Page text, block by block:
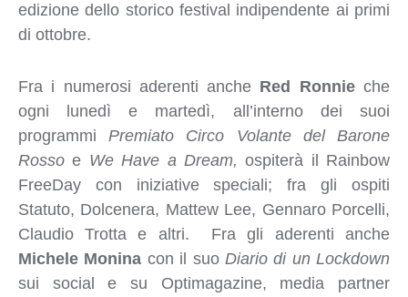
edizione dello storico festival indipendente ai primi
di ottobre.
Fra i numerosi aderenti anche Red Ronnieche
ogni lunedì e martedì, all’interno dei suoi
programmi Premiato Circo Volante del Barone
Rossoe We Have a Dream,ospiterà il Rainbow
FreeDay con iniziative speciali; fra gli ospiti
Statuto, Dolcenera, Mattew Lee, Gennaro Porcelli,
Claudio Trotta e altri. Fra gli aderenti anche
Michele Monina con il suo Diario di un Lockdown
sui social e su Optimagazine, media partner